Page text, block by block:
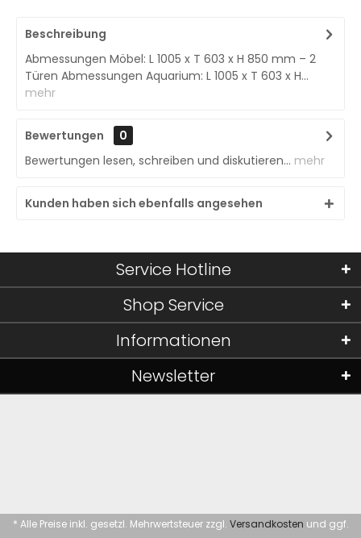
Beschreibung
Abmessungen Möbel: L 1005 x T 603 x H 850 mm – 2
Türen Abmessungen Aquarium: L 1005 x T 603 x H...
mehr
Bewertungen
0
Bewertungen lesen, schreiben und diskutieren... mehr
Kunden haben sich ebenfalls angesehen
Service Hotline
Shop Service
Informationen
Newsletter
* Alle Preise inkl. gesetzl. Mehrwertsteuer zzgl. Versandkosten und ggf.